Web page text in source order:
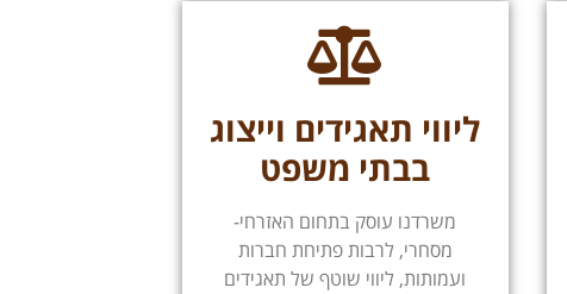
ליווי תאגידים וייצוג
בבתי משפט
משרדנו עוסק בתחום האזרחי-
מסחרי, לרבות פתיחת חברות
ועמותות, ליווי שוטף של תאגידים